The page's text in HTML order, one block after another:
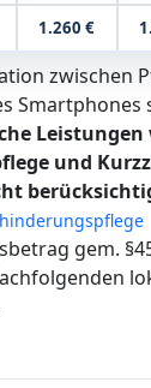
1.260 €
zwischen
Smartphones
Leistungen
und
gem.